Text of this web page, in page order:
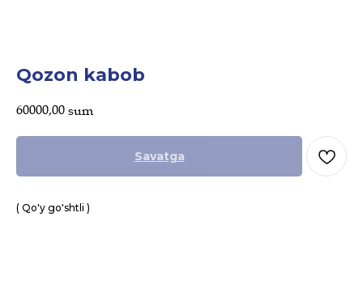
Qozon kabob
60000,00 sum
Savatga
( Qo'y go'shtli )